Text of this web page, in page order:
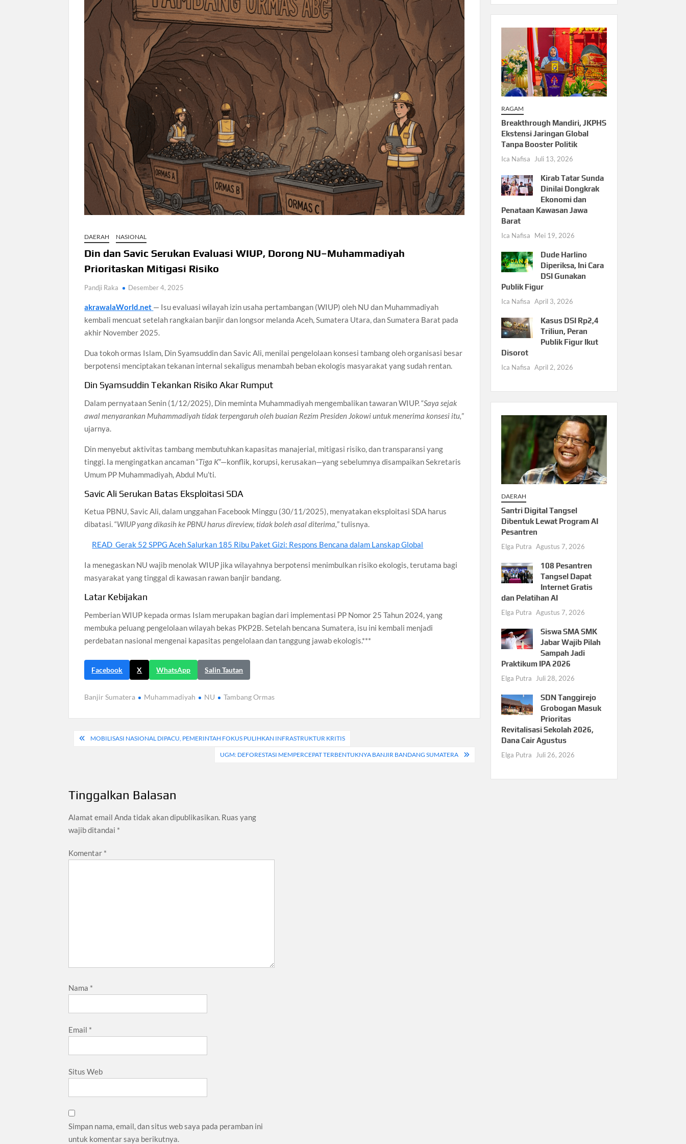
108 Pesantren Tangsel Dapat Internet Gratis dan Pelatihan AI
KPK Usut Dugaan Suap Bea Cukai dalam Kasus Impor
MK Soroti Maskapai Pindahkan Penumpang Saat Delay
DAERAH NASIONAL
Din dan Savic Serukan Evaluasi WIUP, Dorong NU–Muhammadiyah
Prioritaskan Mitigasi Risiko
Pandji Raka Desember 4, 2025
akrawalaWorld.net — Isu evaluasi wilayah izin usaha pertambangan (WIUP) oleh NU dan Muhammadiyah
kembali mencuat setelah rangkaian banjir dan longsor melanda Aceh, Sumatera Utara, dan Sumatera Barat pada
akhir November 2025.
Dua tokoh ormas Islam, Din Syamsuddin dan Savic Ali, menilai pengelolaan konsesi tambang oleh organisasi besar
berpotensi menciptakan tekanan internal sekaligus menambah beban ekologis masyarakat yang sudah rentan.
Din Syamsuddin Tekankan Risiko Akar Rumput
Dalam pernyataan Senin (1/12/2025), Din meminta Muhammadiyah mengembalikan tawaran WIUP. “Saya sejak
awal menyarankan Muhammadiyah tidak terpengaruh oleh buaian Rezim Presiden Jokowi untuk menerima konsesi itu,”
ujarnya.
Din menyebut aktivitas tambang membutuhkan kapasitas manajerial, mitigasi risiko, dan transparansi yang
tinggi. Ia mengingatkan ancaman “Tiga K”—konflik, korupsi, kerusakan—yang sebelumnya disampaikan Sekretaris
Umum PP Muhammadiyah, Abdul Mu’ti.
Savic Ali Serukan Batas Eksploitasi SDA
Ketua PBNU, Savic Ali, dalam unggahan Facebook Minggu (30/11/2025), menyatakan eksploitasi SDA harus
dibatasi. “WIUP yang dikasih ke PBNU harus direview, tidak boleh asal diterima,” tulisnya.
READ Gerak 52 SPPG Aceh Salurkan 185 Ribu Paket Gizi: Respons Bencana dalam Lanskap Global
Ia menegaskan NU wajib menolak WIUP jika wilayahnya berpotensi menimbulkan risiko ekologis, terutama bagi
masyarakat yang tinggal di kawasan rawan banjir bandang.
Latar Kebijakan
Pemberian WIUP kepada ormas Islam merupakan bagian dari implementasi PP Nomor 25 Tahun 2024, yang
membuka peluang pengelolaan wilayah bekas PKP2B. Setelah bencana Sumatera, isu ini kembali menjadi
perdebatan nasional mengenai kapasitas pengelolaan dan tanggung jawab ekologis.***
Facebook X WhatsApp Salin Tautan
Banjir Sumatera Muhammadiyah NU Tambang Ormas
Navigasi
MOBILISASI NASIONAL DIPACU, PEMERINTAH FOKUS PULIHKAN INFRASTRUKTUR KRITIS
UGM: DEFORESTASI MEMPERCEPAT TERBENTUKNYA BANJIR BANDANG SUMATERA
Tinggalkan Balasan
Alamat email Anda tidak akan dipublikasikan. Ruas yang
wajib ditandai *
Komentar *
Nama *
Email *
Situs Web
Simpan nama, email, dan situs web saya pada peramban ini
untuk komentar saya berikutnya.
RAGAM
Breakthrough Mandiri, JKPHS
Ekstensi Jaringan Global
Tanpa Booster Politik
Ica Nafisa Juli 13, 2026
Kirab Tatar Sunda
Dinilai Dongkrak
Ekonomi dan
Penataan Kawasan Jawa
Barat
Ica Nafisa Mei 19, 2026
Dude Harlino
Diperiksa, Ini Cara
DSI Gunakan
Publik Figur
Ica Nafisa April 3, 2026
Kasus DSI Rp2,4
Triliun, Peran
Publik Figur Ikut
Disorot
Ica Nafisa April 2, 2026
DAERAH
Santri Digital Tangsel
Dibentuk Lewat Program AI
Pesantren
Elga Putra Agustus 7, 2026
108 Pesantren
Tangsel Dapat
Internet Gratis
dan Pelatihan AI
Elga Putra Agustus 7, 2026
Siswa SMA SMK
Jabar Wajib Pilah
Sampah Jadi
Praktikum IPA 2026
Elga Putra Juli 28, 2026
SDN Tanggirejo
Grobogan Masuk
Prioritas
Revitalisasi Sekolah 2026,
Dana Cair Agustus
Elga Putra Juli 26, 2026